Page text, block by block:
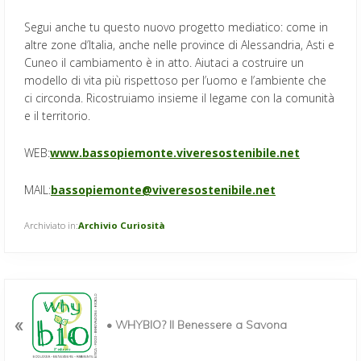
Segui anche tu questo nuovo progetto mediatico: come in
altre zone d’Italia, anche nelle province di Alessandria, Asti e
Cuneo il cambiamento è in atto. Aiutaci a costruire un
modello di vita più rispettoso per l’uomo e l’ambiente che
ci circonda. Ricostruiamo insieme il legame con la comunità
e il territorio.
WEB:www.bassopiemonte.viveresostenibile.net
MAIL:bassopiemonte@viveresostenibile.net
Archiviato in:Archivio Curiosità
s
« • WHYBIO? Il Benessere a Savona